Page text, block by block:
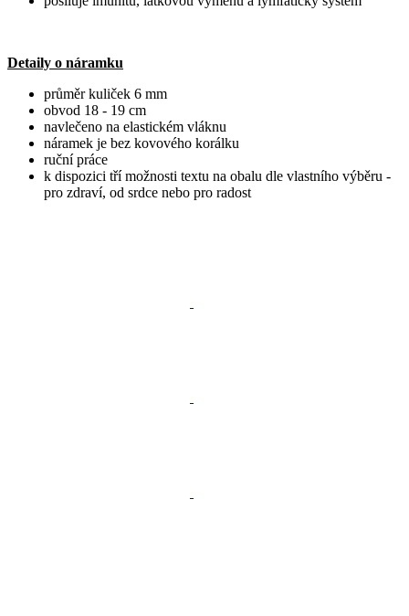
Detaily o náramku
průměr kuliček 6 mm
obvod 18 - 19 cm
navlečeno na elastickém vláknu
náramek je bez kovového korálku
ruční práce
k dispozici tří možnosti textu na obalu dle vlastního výběru -
pro zdraví, od srdce nebo pro radost